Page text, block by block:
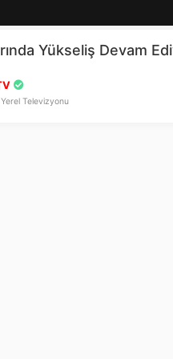
Yükseliş Devam
Televizyonu